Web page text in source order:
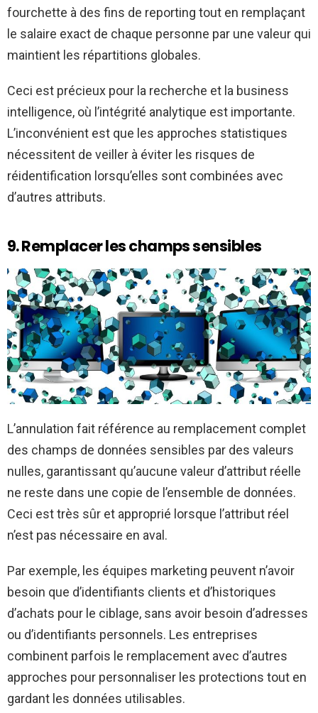
fourchette à des fins de reporting tout en remplaçant
le salaire exact de chaque personne par une valeur qui
maintient les répartitions globales.
Ceci est précieux pour la recherche et la business
intelligence, où l’intégrité analytique est importante.
L’inconvénient est que les approches statistiques
nécessitent de veiller à éviter les risques de
réidentification lorsqu’elles sont combinées avec
d’autres attributs.
9. Remplacer les champs sensibles
L’annulation fait référence au remplacement complet
des champs de données sensibles par des valeurs
nulles, garantissant qu’aucune valeur d’attribut réelle
ne reste dans une copie de l’ensemble de données.
Ceci est très sûr et approprié lorsque l’attribut réel
n’est pas nécessaire en aval.
Par exemple, les équipes marketing peuvent n’avoir
besoin que d’identifiants clients et d’historiques
d’achats pour le ciblage, sans avoir besoin d’adresses
ou d’identifiants personnels. Les entreprises
combinent parfois le remplacement avec d’autres
approches pour personnaliser les protections tout en
gardant les données utilisables.